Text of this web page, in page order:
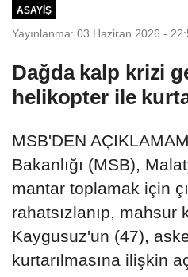
ASAYIŞ
Yayınlanma: 03 Haziran 2026 -
Dağda kalp krizi
helikopter ile
MSB'DEN
Bakanlığı (MSB),
mantar toplamak için
rahatsızlanıp, mahsur
Kaygusuz'un (47),
kurtarılmasına ilişkin